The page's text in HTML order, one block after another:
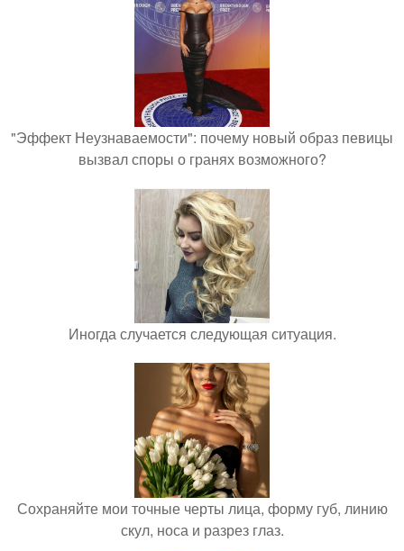
"Эффект Неузнаваемости": почему новый образ певицы
вызвал споры о гранях возможного?
Иногда случается следующая ситуация.
Сохраняйте мои точные черты лица, форму губ, линию
скул, носа и разрез глаз.